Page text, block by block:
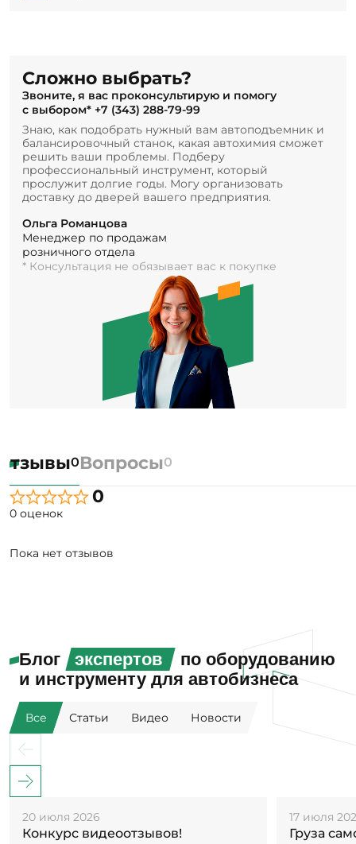
Сложно выбрать?
Звоните, я вас проконсультирую и помогу
с выбором* +7 (343) 288-79-99
Знаю, как подобрать нужный вам автоподъемник и
балансировочный станок, какая автохимия сможет
решить ваши проблемы. Подберу
профессиональный инструмент, который
прослужит долгие годы. Могу организовать
доставку до дверей вашего предприятия.
Ольга Романцова
Менеджер по продажам
розничного отдела
* Консультация не обязывает вас к покупке
0Вопросы0
0
0 оценок
Пока нет отзывов
Блог экспертов
по оборудованию
и инструменту для автобизнеса
Все Статьи Видео Новости
20 июля 2026
Конкурс видеоотзывов!
17 июля
Груза